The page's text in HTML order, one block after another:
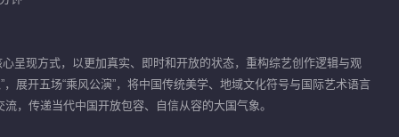
呈现方式，以更加真实、即时和开放的状态，重构综艺创作逻辑与观
展开五场“乘风公演”，将中国传统美学、地域文化符号与国际艺术语言
，传递当代中国开放包容、自信从容的大国气象。